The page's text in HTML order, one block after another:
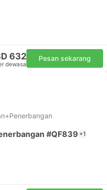
632
dewasa
Pesan sekarang
#QF839 +1